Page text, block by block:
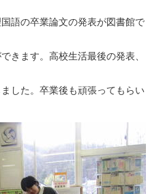
語の卒業論文の発表が図書館で
きます。高校生活最後の発表、
した。卒業後も頑張ってもらい